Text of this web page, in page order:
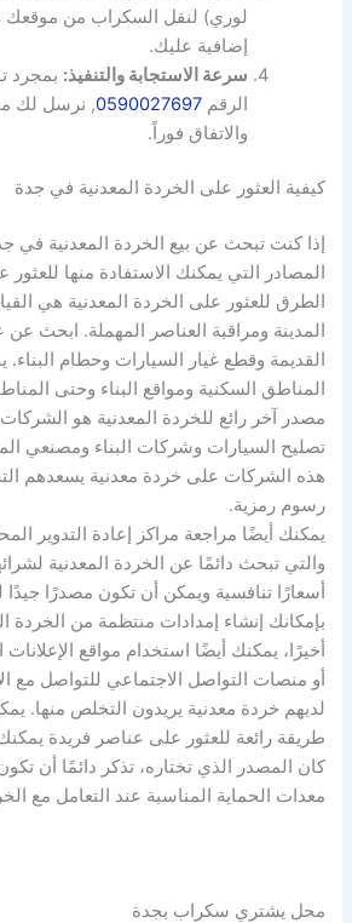
لوري) لنقل السكراب من موقعك
إضافية عليك.
سرعة الاستجابة والتنفيذ: بمجرد
الرقم0590027697, نرسل لك
والاتفاق فوراً.
كيفية العثور على الخردة المعدنية في جدة
إذا كنت تبحث عن بيع الخردة المعدنية في
المصادر التي يمكنك الاستفادة منها
الطرق للعثور على الخردة المعدنية هي
المدينة ومراقبة العناصر المهملة. ابحث
القديمة وقطع غيار السيارات وحطام البناء.
المناطق السكنية ومواقع البناء وحتى
مصدر آخر رائع للخردة المعدنية هو
تصليح السيارات وشركات البناء ومصنعي
هذه الشركات على خردة معدنية يسعدهم
رسوم رمزية.
يمكنك أيضًا مراجعة مراكز إعادة التدوير
والتي تبحث دائمًا عن الخردة المعدنية
أسعارًا تنافسية ويمكن أن تكون مصدرًا جيدًا
بإمكانك إنشاء إمدادات منتظمة من الخردة
أخيرًا، يمكنك أيضًا استخدام مواقع الإعلانات
أو منصات التواصل الاجتماعي للتواصل مع
لديهم خردة معدنية يريدون التخلص منها.
طريقة رائعة للعثور على عناصر فريدة يمكنك
كان المصدر الذي تختاره، تذكر دائمًا أن
معدات الحماية المناسبة عند التعامل مع
محل يشتري سكراب بجدة